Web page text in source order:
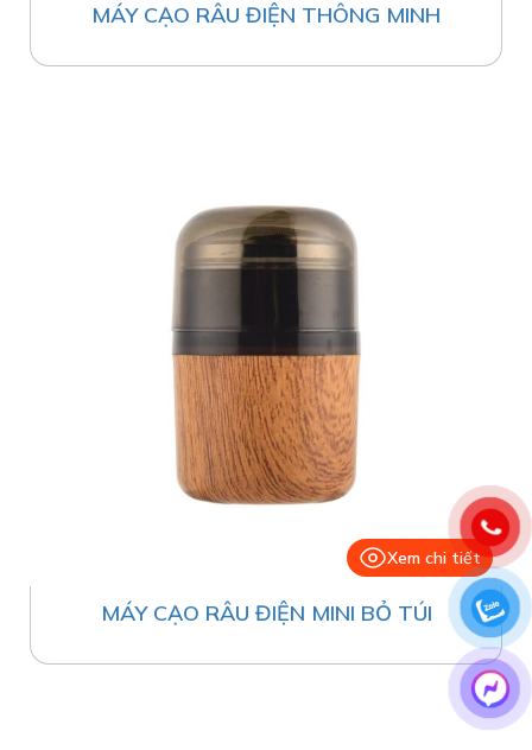
MÁY CẠO RÂU ĐIỆN THÔNG MINH
Xem chi tiết
MÁY CẠO RÂU ĐIỆN MINI BỎ TÚI